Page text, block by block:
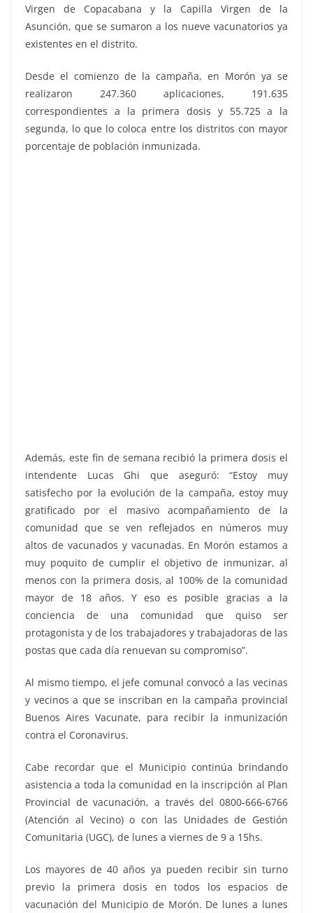
Virgen de Copacabana y la Capilla Virgen de la
Asunción, que se sumaron a los nueve vacunatorios ya
existentes en el distrito.
Desde el comienzo de la campaña, en Morón ya se
realizaron 247.360 aplicaciones, 191.635
correspondientes a la primera dosis y 55.725 a la
segunda, lo que lo coloca entre los distritos con mayor
porcentaje de población inmunizada.
Además, este fin de semana recibió la primera dosis el
intendente Lucas Ghi que aseguró: “Estoy muy
satisfecho por la evolución de la campaña, estoy muy
gratificado por el masivo acompañamiento de la
comunidad que se ven reflejados en números muy
altos de vacunados y vacunadas. En Morón estamos a
muy poquito de cumplir el objetivo de inmunizar, al
menos con la primera dosis, al 100% de la comunidad
mayor de 18 años. Y eso es posible gracias a la
conciencia de una comunidad que quiso ser
protagonista y de los trabajadores y trabajadoras de las
postas que cada día renuevan su compromiso”.
Al mismo tiempo, el jefe comunal convocó a las vecinas
y vecinos a que se inscriban en la campaña provincial
Buenos Aires Vacunate, para recibir la inmunización
contra el Coronavirus.
Cabe recordar que el Municipio continúa brindando
asistencia a toda la comunidad en la inscripción al Plan
Provincial de vacunación, a través del 0800-666-6766
(Atención al Vecino) o con las Unidades de Gestión
Comunitaria (UGC), de lunes a viernes de 9 a 15hs.
Los mayores de 40 años ya pueden recibir sin turno
previo la primera dosis en todos los espacios de
vacunación del Municipio de Morón. De lunes a lunes